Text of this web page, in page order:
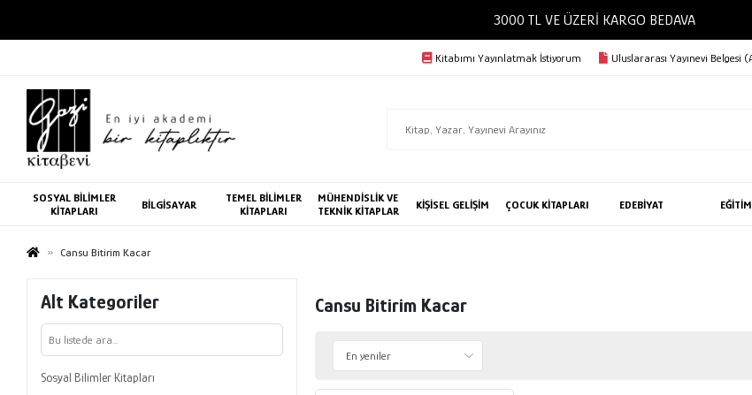
3000 TL VE ÜZERİ KARGO BEDAVA
Kitabımı Yayınlatmak İstiyorum Uluslararası Yayınevi Belgesi
SOSYAL BİLİMLER
KİTAPLARI
BİLGİSAYAR
TEMEL BİLİMLER
KİTAPLARI
MÜHENDİSLİK VE
TEKNİK KİTAPLAR
KİŞİSEL GELİŞİM ÇOCUK KİTAPLARI EDEBİYAT EĞİTİM
Cansu Bitirim Kacar
Alt Kategoriler
Sosyal Bilimler Kitapları
Cansu Bitirim Kacar